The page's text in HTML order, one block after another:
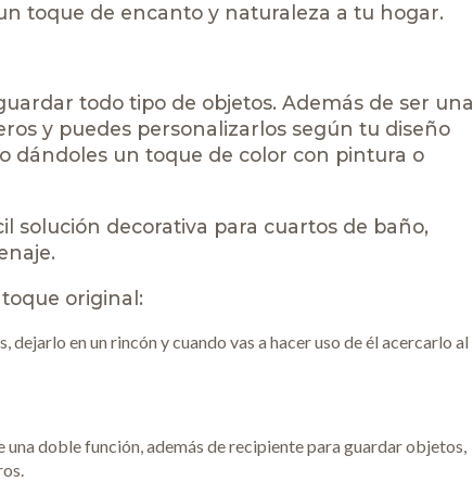
toque de encanto y naturaleza a tu hogar.
todo tipo de objetos. Además de ser una
y puedes personalizarlos según tu diseño
dándoles un toque de color con pintura o
solución decorativa para cuartos de baño,
original:
dejarlo en un rincón y cuando vas a hacer uso de él acercarlo al
doble función, además de recipiente para guardar objetos,